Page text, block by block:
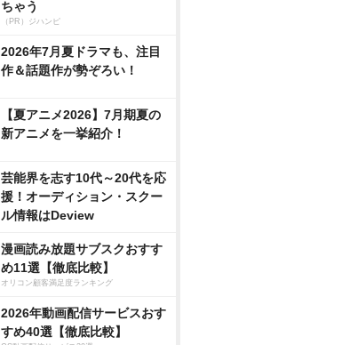
ちゃう
（PR）ジハンピ
2026年7月夏ドラマも、注目
作＆話題作が勢ぞろい！
【夏アニメ2026】7月期夏の
新アニメを一挙紹介！
芸能界を志す10代～20代を応
援！オーディション・スクー
ル情報はDeview
漫画読み放題サブスクおすす
め11選【徹底比較】
オリコン顧客満足度ランキング
2026年動画配信サービスおす
すめ40選【徹底比較】